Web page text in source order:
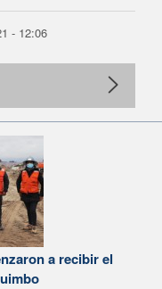
- 12:06
a recibir el